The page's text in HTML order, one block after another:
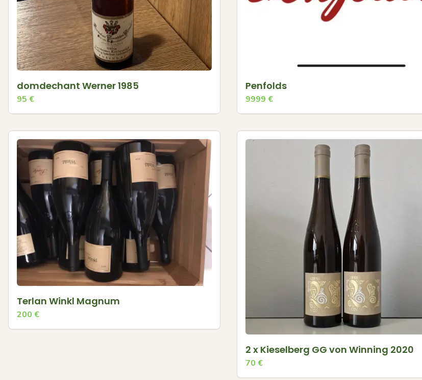
domdechant Werner 1985
95 €
Penfolds
9999 €
Terlan Winkl Magnum
200 €
2 x Kieselberg GG von Winning 2020
70 €